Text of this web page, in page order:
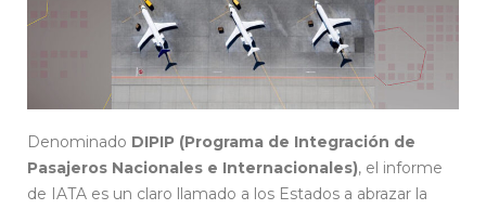
Denominado DIPIP (Programa de Integración de
Pasajeros Nacionales e Internacionales), el informe
de IATA es un claro llamado a los Estados a abrazar la